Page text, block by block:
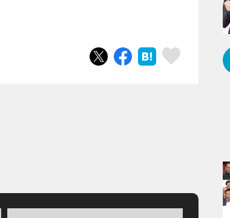
ツイートシェア はてブ スキボタン